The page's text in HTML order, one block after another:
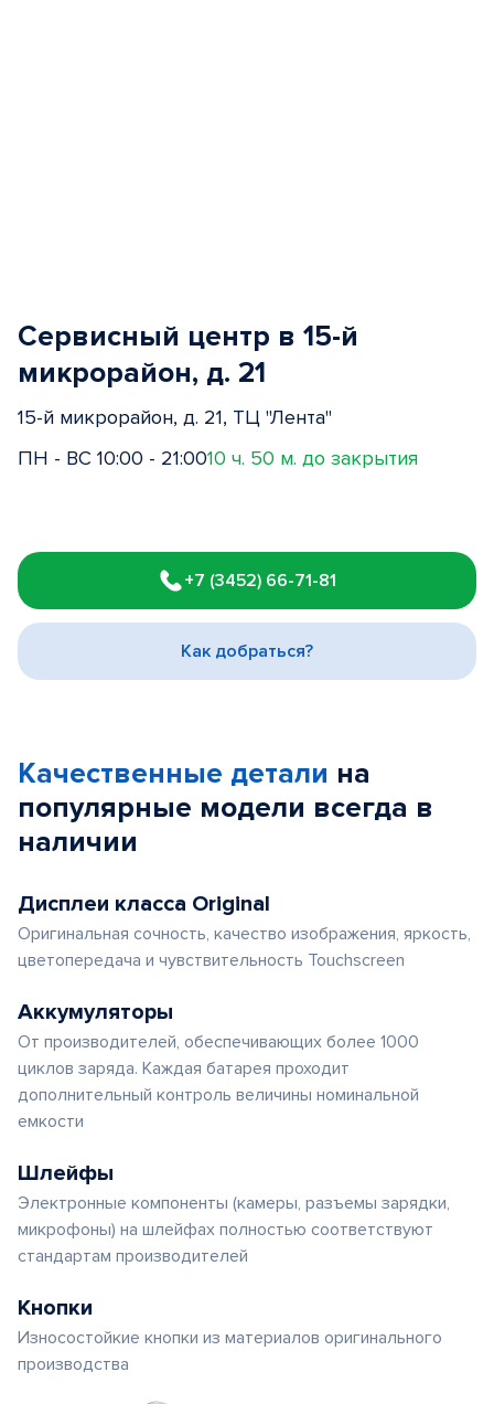
Сервисный центр в 15-й
микрорайон, д. 21
15-й микрорайон, д. 21, ТЦ "Лента"
ПН - ВС 10:00 - 21:0010 ч. 50 м. до закрытия
1
of
3
+7 (3452) 66-71-81
Как добраться?
Качественные детали на
популярные модели всегда в
наличии
Дисплеи класса Original
Оригинальная сочность, качество изображения, яркость,
цветопередача и чувствительность Touchscreen
Аккумуляторы
От производителей, обеспечивающих более 1000
циклов заряда. Каждая батарея проходит
дополнительный контроль величины номинальной
емкости
Шлейфы
Электронные компоненты (камеры, разъемы зарядки,
микрофоны) на шлейфах полностью соответствуют
стандартам производителей
Кнопки
Износостойкие кнопки из материалов оригинального
производства